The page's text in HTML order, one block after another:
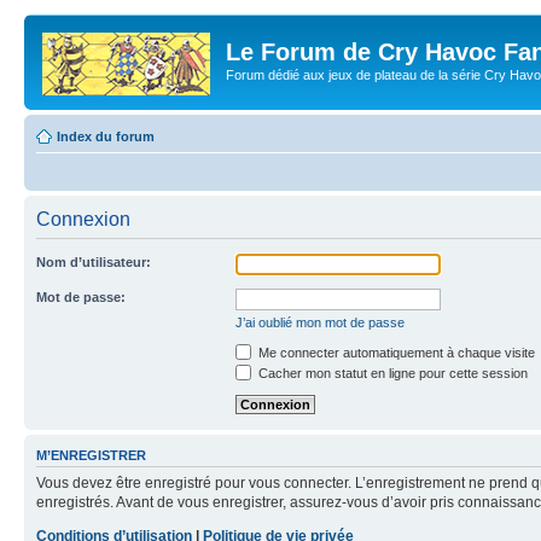
Le Forum de Cry Havoc
Forum dédié aux jeux de plateau de la série Cry
Index du forum
Connexion
Nom d’utilisateur:
Mot de passe:
J’ai oublié mon mot de passe
Me connecter automatiquement à chaque visite
Cacher mon statut en ligne pour cette session
M’ENREGISTRER
Vous devez être enregistré pour vous connecter. L’enregistrement ne
enregistrés. Avant de vous enregistrer, assurez-vous d’avoir pris
Conditions d’utilisation
Politique de vie privée